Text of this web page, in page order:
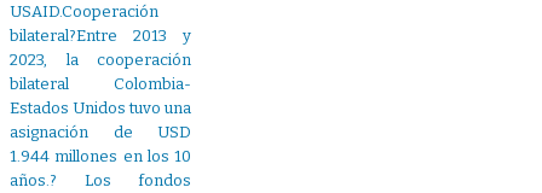
USAID.Cooperación
bilateral?Entre 2013 y
2023, la cooperación
bilateral Colombia-
Estados Unidos tuvo una
asignación de USD
1.944 millones en los 10
años.? Los fondos